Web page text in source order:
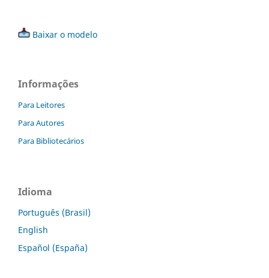
Baixar o modelo
Informações
Para Leitores
Para Autores
Para Bibliotecários
Idioma
Português (Brasil)
English
Español (España)